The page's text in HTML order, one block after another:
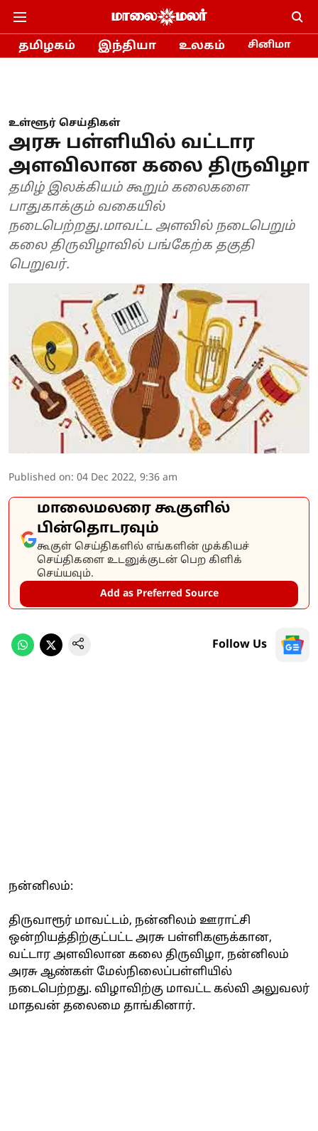
தமிழகம் இந்தியா உலகம் சினிமா
உள்ளூர் செய்திகள்
அரசு பள்ளியில் வட்டார
அளவிலான கலை திருவிழா
தமிழ் இலக்கியம் கூறும் கலைகளை
பாதுகாக்கும் வகையில்
நடைபெற்றது.மாவட்ட அளவில் நடைபெறும்
கலை திருவிழாவில் பங்கேற்க தகுதி
பெறுவர்.
Published on: 04 Dec 2022, 9:36 am
மாலைமலரை கூகுளில்
பின்தொடரவும்
கூகுள் செய்திகளில் எங்களின் முக்கியச்
செய்திகளை உடனுக்குடன் பெற கிளிக்
செய்யவும்.
Add as Preferred Source
Follow Us
நன்னிலம்:
திருவாரூர் மாவட்டம், நன்னிலம் ஊராட்சி
ஒன்றியத்திற்குட்பட்ட அரசு பள்ளிகளுக்கான,
வட்டார அளவிலான கலை திருவிழா, நன்னிலம்
அரசு ஆண்கள் மேல்நிலைப்பள்ளியில்
நடைபெற்றது. விழாவிற்கு மாவட்ட கல்வி அலுவலர்
மாதவன் தலைமை தாங்கினார்.